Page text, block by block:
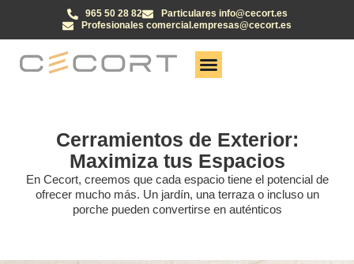
965 50 28 82
Particulares info@cecort.es
Profesionales comercial.empresas@cecort.es
Cerramientos de Exterior:
Maximiza tus Espacios
En Cecort, creemos que cada espacio tiene el potencial de
ofrecer mucho más. Un jardín, una terraza o incluso un
porche pueden convertirse en auténticos